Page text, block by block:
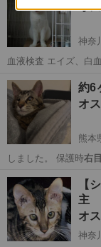
オ
神奈
血液検査 エイズ、白
神奈川 横浜市
約6
オ
熊本
しました。 保護時右目
熊本 熊本市
【
主
オ
神奈